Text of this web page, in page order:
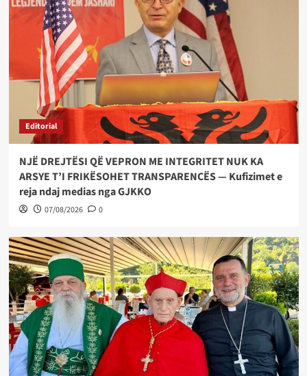
Editorial
NJË DREJTËSI QË VEPRON ME INTEGRITET NUK KA
ARSYE T’I FRIKËSOHET TRANSPARENCËS — Kufizimet e
reja ndaj medias nga GJKKO
07/08/2026 0